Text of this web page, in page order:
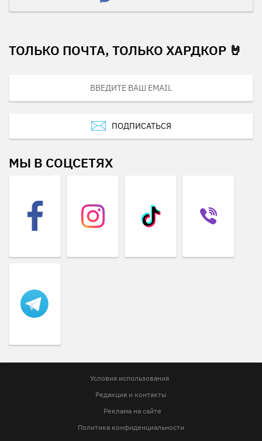
ТОЛЬКО ПОЧТА, ТОЛЬКО ХАРДКОР 🤘
ПОДПИСАТЬСЯ
МЫ В СОЦСЕТЯХ
Условия использования
Редакция и контакты
Реклама на сайте
Политика конфиденциальности